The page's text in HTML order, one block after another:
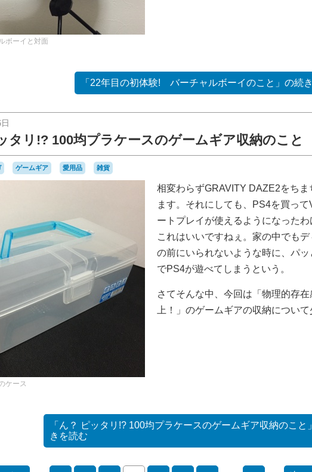
ボーイと対面
「22年目の初体験! バーチャルボーイのこと」の続
タリ!? 100均プラケースのゲームギア収納のこと
ゲームギア 愛用品 雑貨
ケース
相変わらずGRAVITY DAZE2をちま
ます。それにしても、PS4を買って
ートプレイが使えるようになったわ
これはいいですねぇ。家の中でもデ
の前にいられないような時に、パッ
でPS4が遊べてしまうという。
さてそんな中、今回は「物理的存在
上！」のゲームギアの収納について
「ん？ ピッタリ!? 100均プラケースのゲームギア収納のこと
きを読む